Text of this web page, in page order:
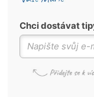
Chci dostávat